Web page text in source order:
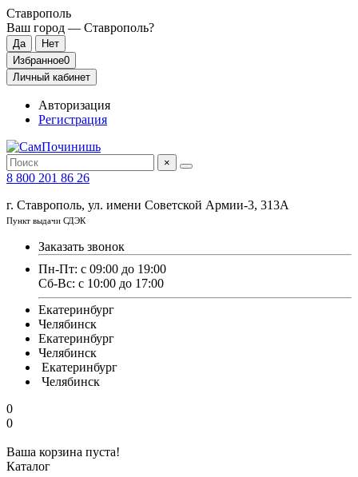
Ставрополь
Ваш город — Ставрополь?
Избранное0
Личный кабинет
Авторизация
Регистрация
×
8 800 201 86 26
г. Ставрополь, ул. имени Советской Армии-3, 313А
Пункт выдачи СДЭК
Заказать звонок
Пн-Пт: с 09:00 до 19:00
Сб-Вс: с 10:00 до 17:00
Екатеринбург
Челябинск
Екатеринбург
Челябинск
Екатеринбург
Челябинск
0
0
Ваша корзина пуста!
Каталог